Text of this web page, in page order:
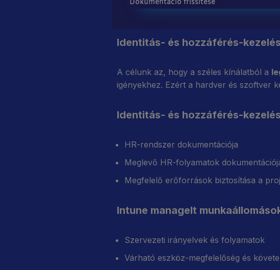
Dokumentáció frissítése
Identitás- és hozzáférés-
A célunk az, hogy a széles kínálatból a
igényekhez. Ezért a hardver és szoftver
Identitás- és hozzáférés-
HR-rendszer dokumentációja
Meglevő HR-folyamatok
Megfelelő erőforrások biztosítása a
Intune managelt
Szervezeti irányelvek és folyamatok
Várható eszköz-megfelelőség és